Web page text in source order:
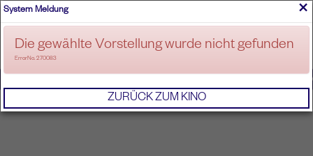
ANMELDEN
×
System Meldung
Die gewählte Vorstellung wurde nicht gefunden
ErrorNo. 270083
ZURÜCK ZUM KINO